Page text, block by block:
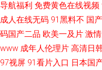
导航福利 免费黄色在线视频
成人在线无码 91黑料不 国
码国产二品 欧美一及片 激
www 成年人伦理片 高清日
97视屏 91看片入口 日本国